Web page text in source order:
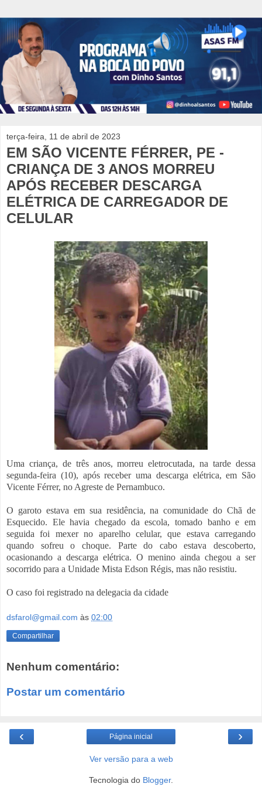
terça-feira, 11 de abril de 2023
EM SÃO VICENTE FÉRRER, PE -
CRIANÇA DE 3 ANOS MORREU
APÓS RECEBER DESCARGA
ELÉTRICA DE CARREGADOR DE
CELULAR
Uma criança, de três anos, morreu eletrocutada, na tarde dessa
segunda-feira (10), após receber uma descarga elétrica, em São
Vicente Férrer, no Agreste de Pernambuco.
O garoto estava em sua residência, na comunidade do Chã de
Esquecido. Ele havia chegado da escola, tomado banho e em
seguida foi mexer no aparelho celular, que estava carregando
quando sofreu o choque. Parte do cabo estava descoberto,
ocasionando a descarga elétrica. O menino ainda chegou a ser
socorrido para a Unidade Mista Edson Régis, mas não resistiu.
O caso foi registrado na delegacia da cidade
dsfarol@gmail.com às 02:00
Compartilhar
Nenhum comentário:
Postar um comentário
‹ ›
Página inicial
Ver versão para a web
Tecnologia do Blogger.